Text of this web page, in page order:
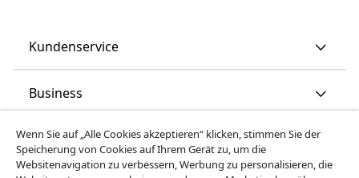
Kundenservice
Business
vidaXL
Wenn Sie auf „Alle Cookies akzeptieren“ klicken, stimmen Sie der
Speicherung von Cookies auf Ihrem Gerät zu, um die
Websitenavigation zu verbessern, Werbung zu personalisieren, die